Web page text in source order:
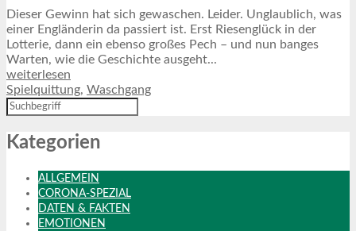
Dieser Gewinn hat sich gewaschen. Leider. Unglaublich, was
einer Engländerin da passiert ist. Erst Riesenglück in der
Lotterie, dann ein ebenso großes Pech – und nun banges
Warten, wie die Geschichte ausgeht...
weiterlesen
Spielquittung, Waschgang
Kategorien
ALLGEMEIN
CORONA-SPEZIAL
DATEN & FAKTEN
EMOTIONEN